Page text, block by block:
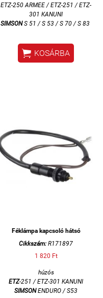
ETZ-250 ARMEE / ETZ-251 / ETZ-
301 KANUNI
SIMSONS 51 / S 53 / S 70 / S 83
 KOSÁRBA
Féklámpa kapcsoló hátsó
Cikkszám: R171897
1 820 Ft
húzós
ETZ-251 / ETZ-301 KANUNI
SIMSONENDURO / S53